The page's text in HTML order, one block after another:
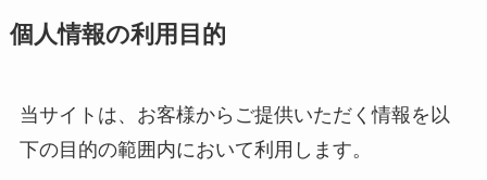
個人情報の利用目的
当サイトは、お客様からご提供いただく情報を以
下の目的の範囲内において利用します。